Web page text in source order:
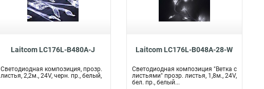
Laitcom LC176L-B480A-J
Светодиодная композиция, прозр.
листья, 2,2м., 24V, черн. пр., белый,
Laitcom LC176L-B048A-28-W
Светодиодная композиция "Ветка с
листьями" прозр. листья, 1,8м., 24V,
бел. пр., белый...